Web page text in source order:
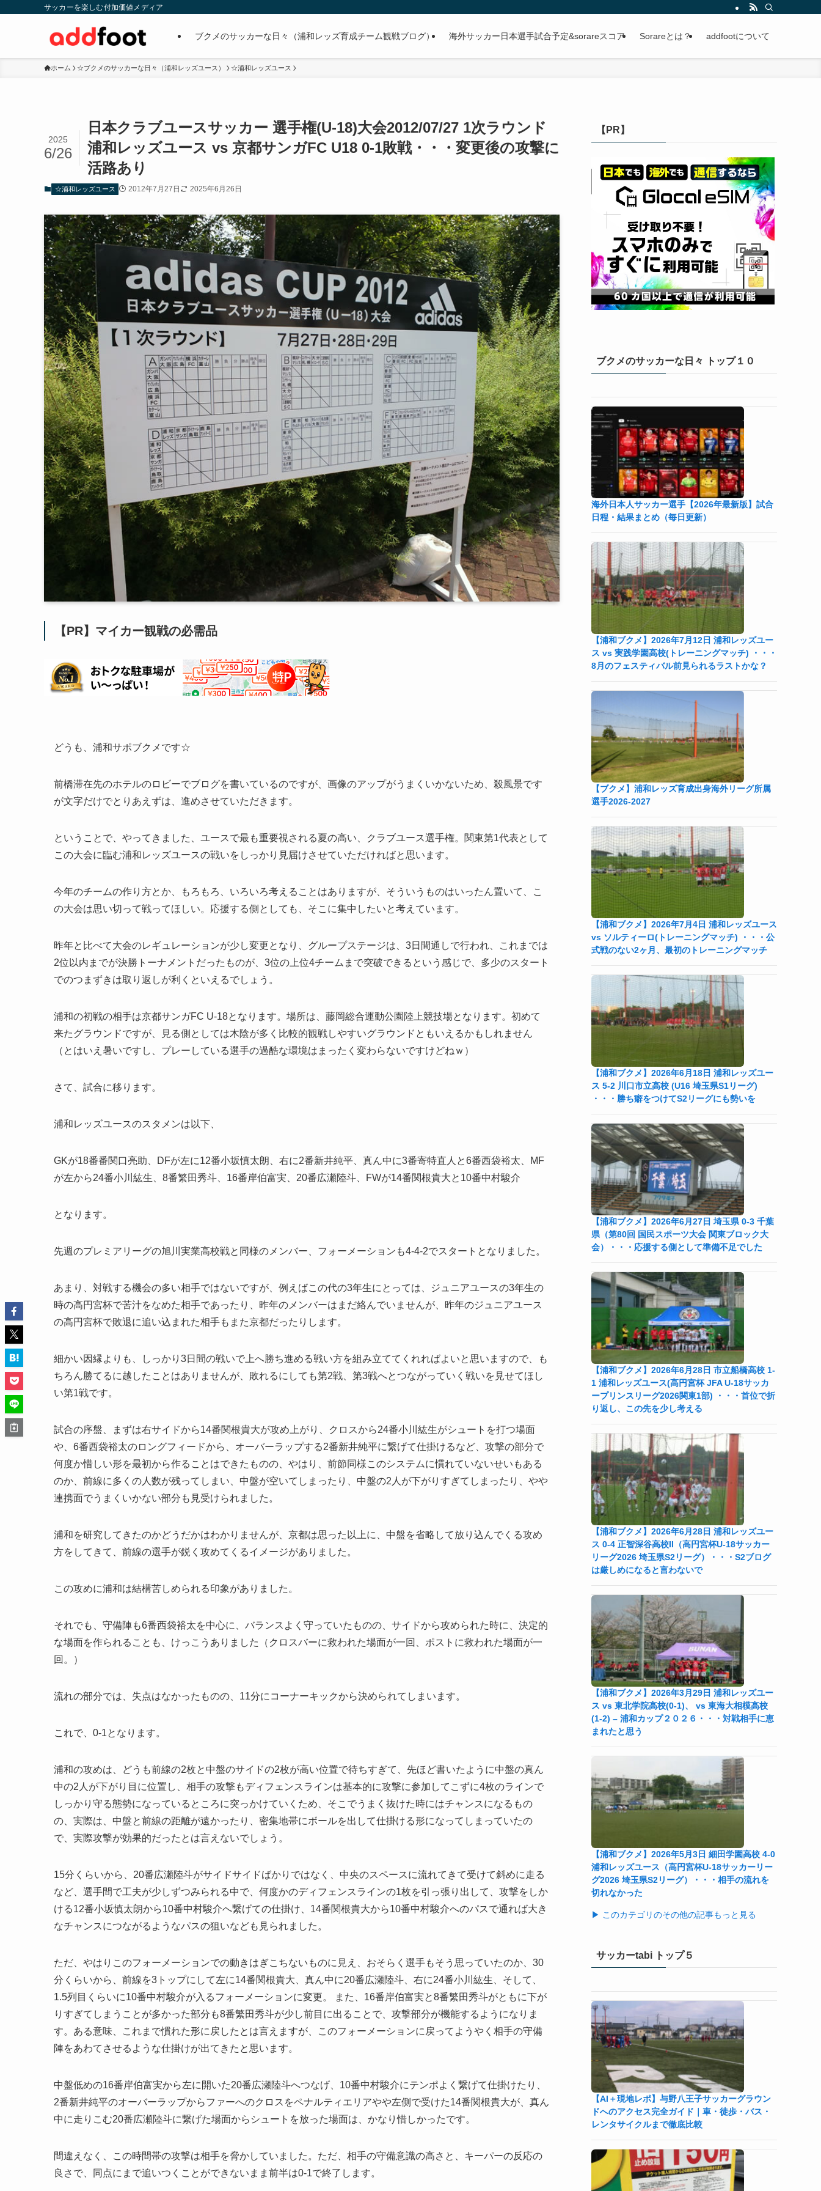
サッカーを楽しむ付加価値メディア
ブクメのサッカーな日々（浦和レッズ育成チーム観戦ブログ） 海外サッカー日本選手試合予定&sorareスコア Sorareとは？ addfootについて
ホーム ☆ブクメのサッカーな日々（浦和レッズユース） ☆浦和レッズユース
日本クラブユースサッカー 選手権(U-18)大会2012/07/27 1次ラウンド
浦和レッズユース vs 京都サンガFC U18 0-1敗戦・・・変更後の攻撃に
活路あり
2025
6/26
☆浦和レッズユース 2012年7月27日 2025年6月26日
【PR】マイカー観戦の必需品
どうも、浦和サポブクメです☆
前橋滞在先のホテルのロビーでブログを書いているのですが、画像のアップがうまくいかないため、殺風景です
が文字だけでとりあえずは、進めさせていただきます。
ということで、やってきました、ユースで最も重要視される夏の高い、クラブユース選手権。関東第1代表として
この大会に臨む浦和レッズユースの戦いをしっかり見届けさせていただければと思います。
今年のチームの作り方とか、もろもろ、いろいろ考えることはありますが、そういうものはいったん置いて、こ
の大会は思い切って戦ってほしい。応援する側としても、そこに集中したいと考えています。
昨年と比べて大会のレギュレーションが少し変更となり、グループステージは、3日間通しで行われ、これまでは
2位以内までが決勝トーナメントだったものが、3位の上位4チームまで突破できるという感じで、多少のスタート
でのつまずきは取り返しが利くといえるでしょう。
浦和の初戦の相手は京都サンガFC U-18となります。場所は、藤岡総合運動公園陸上競技場となります。初めて
来たグラウンドですが、見る側としては木陰が多く比較的観戦しやすいグラウンドともいえるかもしれません
（とはいえ暑いですし、プレーしている選手の過酷な環境はまったく変わらないですけどねｗ）
さて、試合に移ります。
浦和レッズユースのスタメンは以下、
GKが18番番関口亮助、DFが左に12番小坂慎太朗、右に2番新井純平、真ん中に3番寄特直人と6番西袋裕太、MF
が左から24番小川紘生、8番繁田秀斗、16番岸伯富実、20番広瀬陸斗、FWが14番関根貴大と10番中村駿介
となります。
先週のプレミアリーグの旭川実業高校戦と同様のメンバー、フォーメーションも4-4-2でスタートとなりました。
あまり、対戦する機会の多い相手ではないですが、例えばこの代の3年生にとっては、ジュニアユースの3年生の
時の高円宮杯で苦汁をなめた相手であったり、昨年のメンバーはまだ絡んでいませんが、昨年のジュニアユース
の高円宮杯で敗退に追い込まれた相手もまた京都だったりします。
細かい因縁よりも、しっかり3日間の戦いで上へ勝ち進める戦い方を組み立ててくれればよいと思いますので、も
ちろん勝てるに越したことはありませんが、敗れるにしても第2戦、第3戦へとつながっていく戦いを見せてほし
い第1戦です。
試合の序盤、まずは右サイドから14番関根貴大が攻め上がり、クロスから24番小川紘生がシュートを打つ場面
や、6番西袋裕太のロングフィードから、オーバーラップする2番新井純平に繋げて仕掛けるなど、攻撃の部分で
何度か惜しい形を最初から作ることはできたものの、やはり、前節同様このシステムに慣れていないせいもある
のか、前線に多くの人数が残ってしまい、中盤が空いてしまったり、中盤の2人が下がりすぎてしまったり、やや
連携面でうまくいかない部分も見受けられました。
浦和を研究してきたのかどうだかはわかりませんが、京都は思った以上に、中盤を省略して放り込んでくる攻め
方をしてきて、前線の選手が鋭く攻めてくるイメージがありました。
この攻めに浦和は結構苦しめられる印象がありました。
それでも、守備陣も6番西袋裕太を中心に、バランスよく守っていたものの、サイドから攻められた時に、決定的
な場面を作られることも、けっこうありました（クロスバーに救われた場面が一回、ポストに救われた場面が一
回。）
流れの部分では、失点はなかったものの、11分にコーナーキックから決められてしまいます。
これで、0-1となります。
浦和の攻めは、どうも前線の2枚と中盤のサイドの2枚が高い位置で待ちすぎて、先ほど書いたように中盤の真ん
中の2人が下がり目に位置し、相手の攻撃もディフェンスラインは基本的に攻撃に参加してこずに4枚のラインで
しっかり守る態勢になっているところに突っかけていくため、そこでうまく抜けた時にはチャンスになるもの
の、実際は、中盤と前線の距離が遠かったり、密集地帯にボールを出して仕掛ける形になってしまっていたの
で、実際攻撃が効果的だったとは言えないでしょう。
15分くらいから、20番広瀬陸斗がサイドサイドばかりではなく、中央のスペースに流れてきて受けて斜めに走る
など、選手間で工夫が少しずつみられる中で、何度かのディフェンスラインの1枚を引っ張り出して、攻撃をしか
ける12番小坂慎太朗から10番中村駿介へ繋げての仕掛け、14番関根貴大から10番中村駿介へのパスで通れば大き
なチャンスにつながるようなパスの狙いなども見られました。
ただ、やはりこのフォーメーションでの動きはぎこちないものに見え、おそらく選手もそう思っていたのか、30
分くらいから、前線を3トップにして左に14番関根貴大、真ん中に20番広瀬陸斗、右に24番小川紘生、そして、
1.5列目くらいに10番中村駿介が入るフォーメーションに変更。 また、16番岸伯富実と8番繁田秀斗がともに下が
りすぎてしまうことが多かった部分も8番繁田秀斗が少し前目に出ることで、攻撃部分が機能するようになりま
す。ある意味、これまで慣れた形に戻したとは言えますが、このフォーメーションに戻ってようやく相手の守備
陣をあわてさせるような仕掛けが出てきたと思います。
中盤低めの16番岸伯富実から左に開いた20番広瀬陸斗へつなげ、10番中村駿介にテンポよく繋げて仕掛けたり、
2番新井純平のオーバーラップからファーへのクロスをペナルティエリアやや左側で受けた14番関根貴大が、真ん
中に走りこむ20番広瀬陸斗に繋げた場面からシュートを放った場面は、かなり惜しかったです。
間違えなく、この時間帯の攻撃は相手を脅かしていました。ただ、相手の守備意識の高さと、キーパーの反応の
良さで、同点にまで追いつくことができないまま前半は0-1で終了します。
【PR】
ブクメのサッカーな日々 トップ１０
海外日本人サッカー選手【2026年最新版】試合
日程・結果まとめ（毎日更新）
【浦和ブクメ】2026年7月12日 浦和レッズユー
ス vs 実践学園高校(トレーニングマッチ) ・・・
8月のフェスティバル前見られるラストかな？
【ブクメ】浦和レッズ育成出身海外リーグ所属
選手2026-2027
【浦和ブクメ】2026年7月4日 浦和レッズユース
vs ソルティーロ(トレーニングマッチ) ・・・公
式戦のない2ヶ月、最初のトレーニングマッチ
【浦和ブクメ】2026年6月18日 浦和レッズユー
ス 5-2 川口市立高校 (U16 埼玉県S1リーグ)
・・・勝ち癖をつけてS2リーグにも勢いを
【浦和ブクメ】2026年6月27日 埼玉県 0-3 千葉
県（第80回 国民スポーツ大会 関東ブロック大
会）・・・応援する側として準備不足でした
【浦和ブクメ】2026年6月28日 市立船橋高校 1-
1 浦和レッズユース(高円宮杯 JFA U-18サッカ
ープリンスリーグ2026関東1部) ・・・首位で折
り返し、この先を少し考える
【浦和ブクメ】2026年6月28日 浦和レッズユー
ス 0-4 正智深谷高校II（高円宮杯U-18サッカー
リーグ2026 埼玉県S2リーグ）・・・S2ブログ
は厳しめになると言わないで
【浦和ブクメ】2026年3月29日 浦和レッズユー
ス vs 東北学院高校(0-1)、 vs 東海大相模高校
(1-2) – 浦和カップ２０２６・・・対戦相手に恵
まれたと思う
【浦和ブクメ】2026年5月3日 細田学園高校 4-0
浦和レッズユース（高円宮杯U-18サッカーリー
グ2026 埼玉県S2リーグ）・・・相手の流れを
切れなかった
▶ このカテゴリのその他の記事もっと見る
サッカーtabi トップ５
【AI＋現地レポ】与野八王子󠁣󠁴󠁿󠁣󠁴󠁿サッカーグラウン
ドへのアクセス完全ガイド｜車・徒歩・バス・
レンタサイクルまで徹底比較